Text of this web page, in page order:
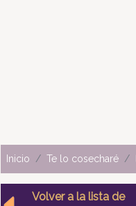
Inicio Te lo cosecharé
Volver a la lista de